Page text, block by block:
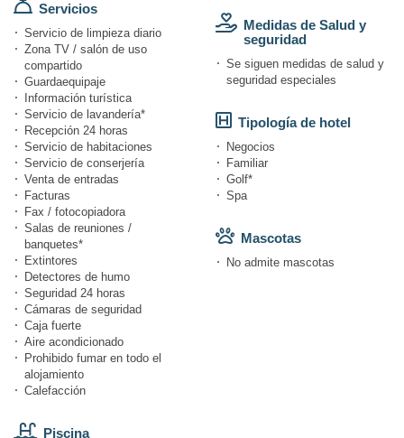
Servicios
Servicio de limpieza diario
Zona TV / salón de uso
compartido
Guardaequipaje
Información turística
Servicio de lavandería*
Recepción 24 horas
Servicio de habitaciones
Servicio de conserjería
Venta de entradas
Facturas
Fax / fotocopiadora
Salas de reuniones /
banquetes*
Extintores
Detectores de humo
Seguridad 24 horas
Cámaras de seguridad
Caja fuerte
Aire acondicionado
Prohibido fumar en todo el
alojamiento
Calefacción
Piscina
Medidas de Salud y
seguridad
Se siguen medidas de salud y
seguridad especiales
Tipología de hotel
Negocios
Familiar
Golf*
Spa
Mascotas
No admite mascotas